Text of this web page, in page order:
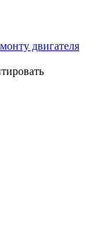
двигателя